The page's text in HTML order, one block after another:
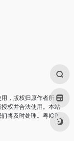
，版权归原作者所
权并合法使用。本站
将及时处理。 粤ICP